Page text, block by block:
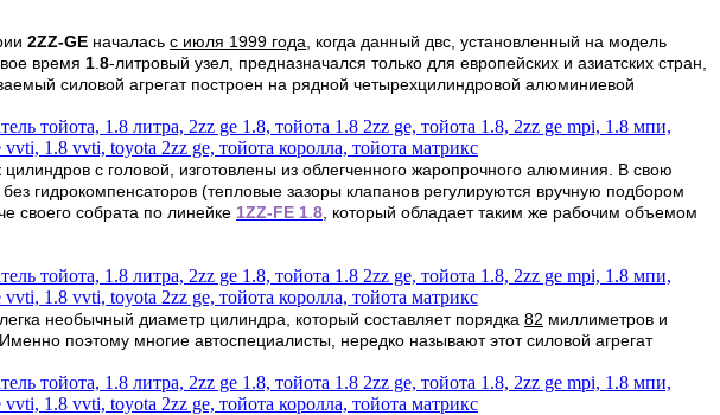
2ZZ-GE началась с июля 1999 года , когда данный двс, установленный на модель
время 1 8-литровый узел, предназначался только для европейских и азиатских стран,
силовой агрегат построен на рядной четырехцилиндровой алюминиевой
с головой, изготовлены из облегченного жаропрочного алюминия. В свою
гидрокомпенсаторов (тепловые зазоры клапанов регулируются вручную подбором
своего собрата по линейке 1ZZ-FE 1 8 , который обладает таким же рабочим объемом
необычный диаметр цилиндра, который составляет порядка 82 миллиметров и
поэтому многие автоспециалисты, нередко называют этот силовой агрегат